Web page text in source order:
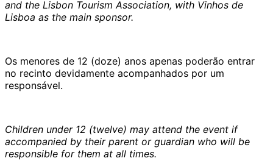
and the Lisbon Tourism Association, with Vinhos de
Lisboa as the main sponsor.
Os menores de 12 (doze) anos apenas poderão entrar
no recinto devidamente acompanhados por um
responsável.
Children under 12 (twelve) may attend the event if
accompanied by their parent or guardian who will be
responsible for them at all times.